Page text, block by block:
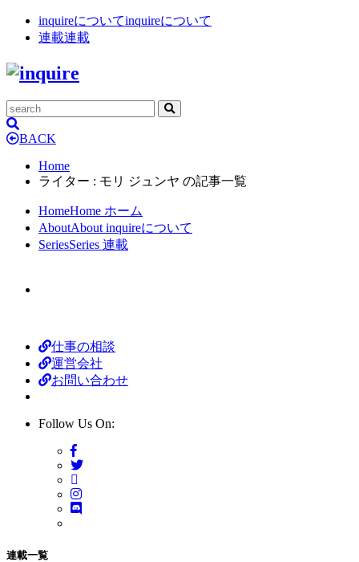
inquireについてinquireについて
連載連載
BACK
Home
ライター : モリ ジュンヤ の記事一覧
HomeHome ホーム
AboutAbout inquireについて
SeriesSeries 連載
仕事の相談
運営会社
お問い合わせ
Follow Us On:
連載一覧